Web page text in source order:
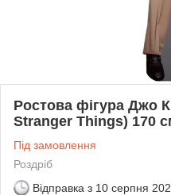
Ростова фігура Джо
Stranger Things) 170
Під замовлення
Роздріб
Відправка з 10 серпня